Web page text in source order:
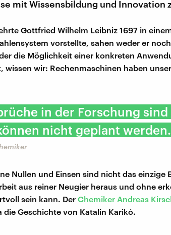
mit Wissensbildung und Innovation
Gottfried Wilhelm Leibniz 1697 in
vorstellte, sahen weder er
die Möglichkeit einer konkreten
wissen wir: Rechenmaschinen haben
in der Forschung
nicht geplant
Nullen und Einsen sind nicht das einzige
aus reiner Neugier heraus und ohne
sein kann. Der Chemiker Andreas
die Geschichte von Katalin Karikó.